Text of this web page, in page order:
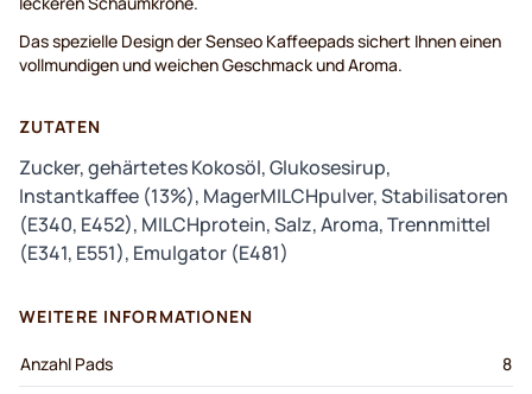
Das spezielle Design der Senseo Kaffeepads sichert Ihnen einen
vollmundigen und weichen Geschmack und Aroma.
ZUTATEN
Zucker, gehärtetes Kokosöl, Glukosesirup,
Instantkaffee (13%), MagerMILCHpulver, Stabilisatoren
(E340, E452), MILCHprotein, Salz, Aroma, Trennmittel
(E341, E551), Emulgator (E481)
WEITERE INFORMATIONEN
Anzahl Pads
8